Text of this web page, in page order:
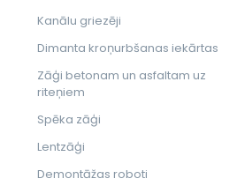
Kanālu griezēji
Dimanta kroņurbšanas iekārtas
Zāģi betonam un asfaltam uz
riteņiem
Spēka zāģi
Lentzāģi
Demontāžas roboti